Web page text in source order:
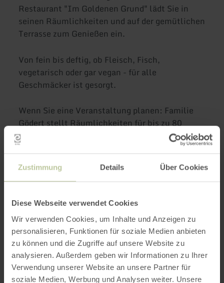
Zustimmung Details Über Cookies
Diese Webseite verwendet Cookies
Wir verwenden Cookies, um Inhalte und Anzeigen zu
personalisieren, Funktionen für soziale Medien anbieten
zu können und die Zugriffe auf unsere Website zu
analysieren. Außerdem geben wir Informationen zu Ihrer
Verwendung unserer Website an unsere Partner für
soziale Medien, Werbung und Analysen weiter. Unsere
Restaurant "Im Goldenen Grund" lädt Sie in
seinen Räumlichkeiten und auf der gemütlichen
Terrasse zum Genießen ein.
Von fein bis deftig, ob Fleisch, Fisch,
vegetarisch oder gar vegan - für alle
Geschmäcker ist gesorgt.
Wenn Sie eine Veranstaltung planen: Familie
Gödert stellt Räumlichkeiten für bis zu 80
Personen zur Verfügung. Und wenn Sie zu Hause
feiern wollen, stehen die Profis mit ihrem
Weitere Infos
Öffnungszeiten